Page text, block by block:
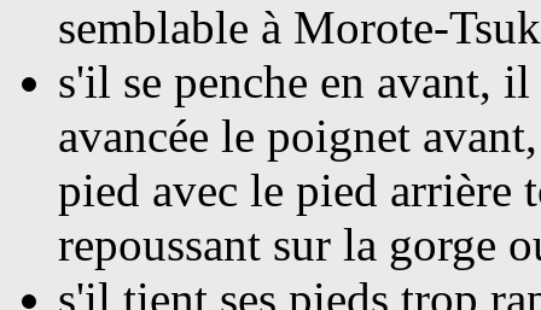
semblable à Morote-
s'il se penche en avant,
avancée le poignet
pied avec le pied arrière
repoussant sur la gorge
s'il tient ses pieds trop